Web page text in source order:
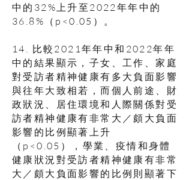
中的32%上升至2022年年中的
36.8%（p<0.05）。
14. 比較2021年年中和2022年年
中的結果顯示，子女、工作、家庭
對受訪者精神健康有多大負面影響
與往年大致相若，而個人前途、財
政狀況、居住環境和人際關係對受
訪者精神健康有非常大／頗大負面
影響的比例顯著上升
（p<0.05），學業、疫情和身體
健康狀況對受訪者精神健康有非常
大／頗大負面影響的比例則顯著下